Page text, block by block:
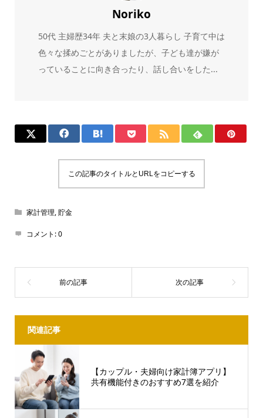
Noriko
50代 主婦歴34年 夫と末娘の3人暮らし 子育て中は
色々な揉めごとがありましたが、子ども達が嫌が
っていることに向き合ったり、話し合いをした...
この記事のタイトルとURLをコピーする
家計管理,貯金
コメント:0
関連記事
【カップル・夫婦向け家計簿アプリ】
共有機能付きのおすすめ7選を紹介